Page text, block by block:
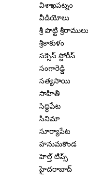
విశాఖపట్నం
వీడియోలు
శ్రీ పొట్టి
శ్రీకాకుళం
సక్సెస్ స్టోరీస్
సంగారెడ్డి
సత్యసాయి
సాహితీ
సిద్ధిపేట
సినిమా
సూర్యాపేట
హనుమకొండ
హెల్త్ టిప్స్
హైదరాబాద్